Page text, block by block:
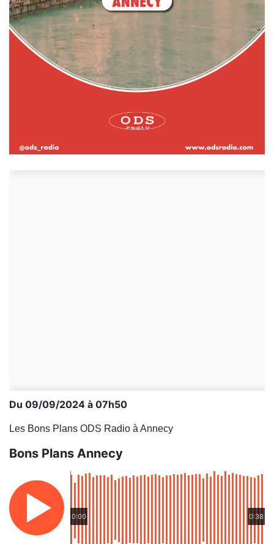
Du 09/09/2024 à 07h50
Les Bons Plans ODS Radio à Annecy
Bons Plans Annecy
0:00 0:38